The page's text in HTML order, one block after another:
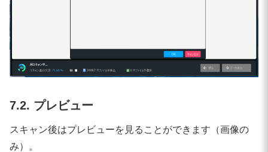
7.2. プレビュー
スキャン後はプレビューを見ることができます（画像の
み）。